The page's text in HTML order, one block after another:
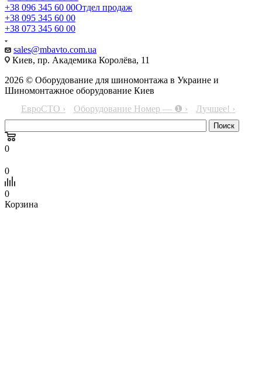
+38 096 345 60 00Отдел продаж
+38 095 345 60 00
+38 073 345 60 00
sales@mbavto.com.ua
Киев, пр. Академика Королёва, 11
2026 © Оборудование для шиномонтажа в Украине и
Шиномонтажное оборудование Киев
ЕвроСТО ›
Оборудование Номер — ❶ › Лучшее! ›
0
0
0
Корзина